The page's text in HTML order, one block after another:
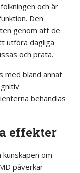
och är
Den
genom att de
utföra dagliga
och prata.
med bland annat
behandlas
effekter
om
påverkar